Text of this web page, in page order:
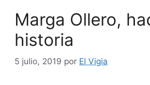
Marga Ollero,
historia
5 julio, 2019 por El Vigia